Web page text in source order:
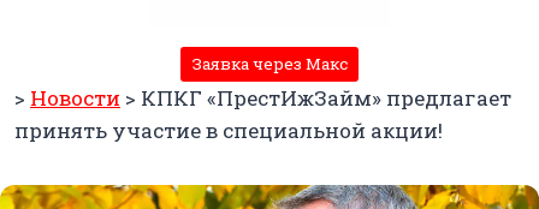
Заявка через Макс
> Новости > КПКГ «ПрестИжЗайм» предлагает
принять участие в специальной акции!